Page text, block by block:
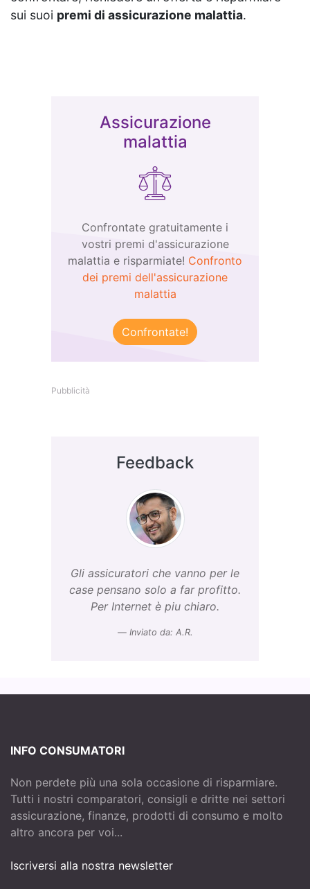
sui suoi premi di assicurazione malattia.
Assicurazione
malattia
Confrontate gratuitamente i
vostri premi d'assicurazione
malattia e risparmiate! Confronto
dei premi dell'assicurazione
malattia
Confrontate!
Pubblicità
Feedback
Gli assicuratori che vanno per le
case pensano solo a far profitto.
Per Internet è piu chiaro.
Inviato da: A.R.
INFO CONSUMATORI
Non perdete più una sola occasione di risparmiare.
Tutti i nostri comparatori, consigli e dritte nei settori
assicurazione, finanze, prodotti di consumo e molto
altro ancora per voi...
Iscriversi alla nostra newsletter